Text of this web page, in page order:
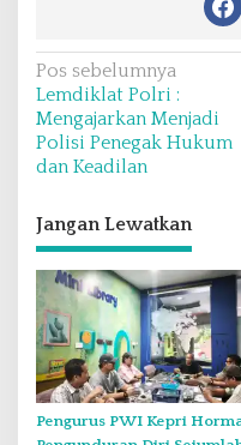
N
a
v
i
g
a
s
i
p
o
s
Pos sebelumnya
Lemdiklat Polri :
Mengajarkan Menjadi
Polisi Penegak Hukum
dan Keadilan
Jangan Lewatkan
Pengurus PWI Kepri